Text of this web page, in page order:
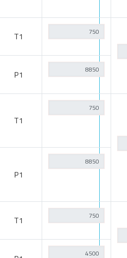
T1
P1
T1
P1
T1